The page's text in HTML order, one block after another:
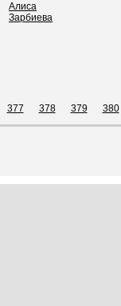
Алиса
Зарбиева
377 378 379 380